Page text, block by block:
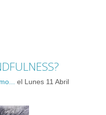
ONLINE.
el Lunes 11 Abril